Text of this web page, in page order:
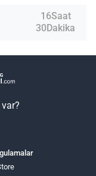
16Saat
30Dakika
var?